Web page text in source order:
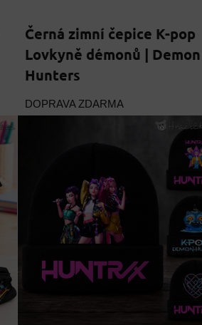
Černá zimní čepice K-pop
Lovkyně démonů | Demon
Hunters
DOPRAVA ZDARMA